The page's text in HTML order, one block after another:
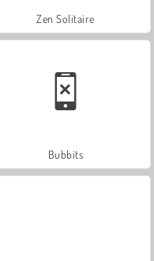
Zen Solitaire
Bubbits